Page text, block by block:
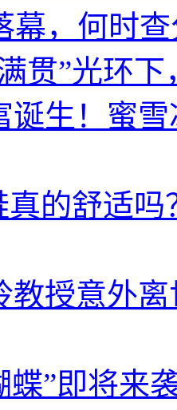
幕，何时
贯”光环
诞生！蜜
真的舒适
教授意外
蝶”即将来